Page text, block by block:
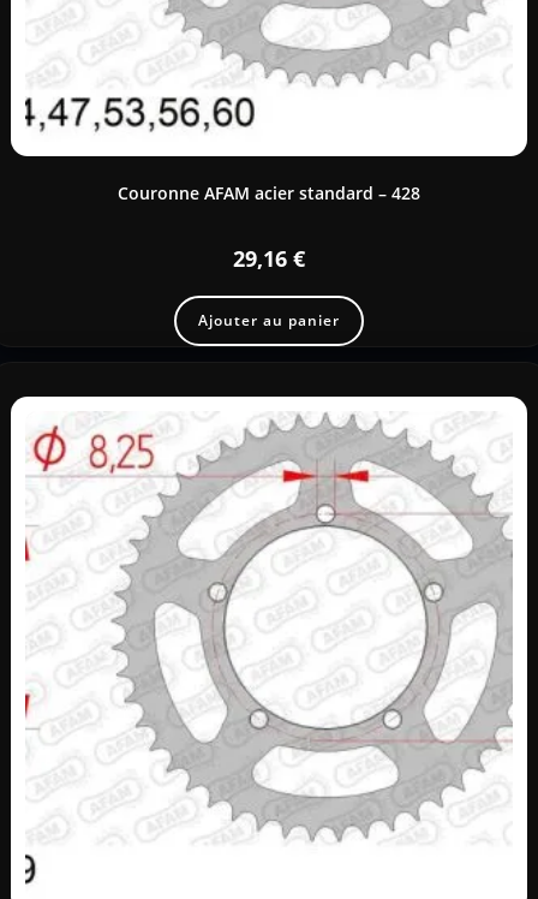
Couronne AFAM acier standard – 428
29,16 €
Ajouter au panier